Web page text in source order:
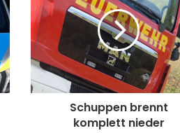
Schuppen brennt
komplett nieder